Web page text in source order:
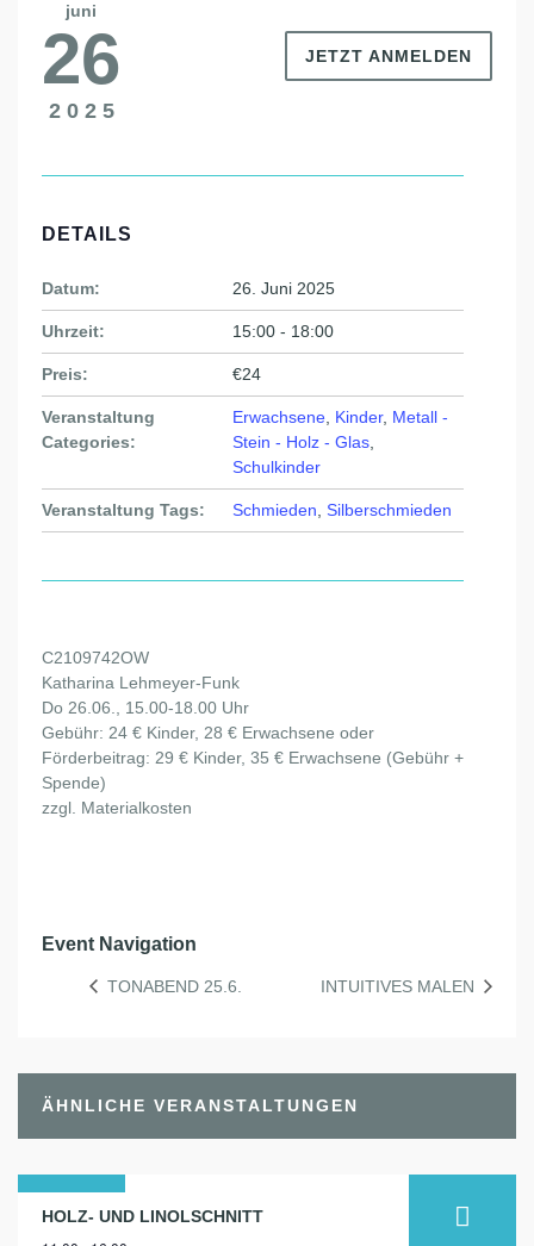
juni
26
2025
JETZT ANMELDEN
DETAILS
Datum: 26. Juni 2025
Uhrzeit: 15:00 - 18:00
Preis: €24
Veranstaltung
Categories:
Erwachsene Kinder, Metall -
Stein - Holz - Glas
Schulkinder
Veranstaltung Tags: Schmieden Silberschmieden
C2109742OW
Katharina Lehmeyer-Funk
Do 26.06., 15.00-18.00 Uhr
Gebühr: 24 € Kinder, 28 € Erwachsene oder
Förderbeitrag: 29 € Kinder, 35 € Erwachsene (Gebühr +
Spende)
zzgl. Materialkosten
Event Navigation
TONABEND 25.6. INTUITIVES MALEN
ÄHNLICHE VERANSTALTUNGEN
22
HOLZ- UND LINOLSCHNITT